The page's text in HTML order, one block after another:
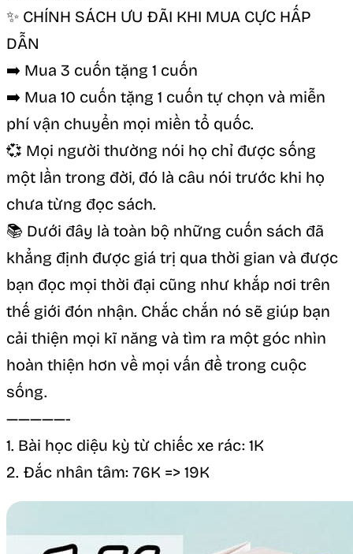
✨ CHÍNH SÁCH ƯU ĐÃI KHI MUA CỰC HẤP
DẪN
➡️ Mua 3 cuốn tặng 1 cuốn
➡️ Mua 10 cuốn tặng 1 cuốn tự chọn và miễn
phí vận chuyển mọi miền tổ quốc.
💞 Mọi người thường nói họ chỉ được sống
một lần trong đời, đó là câu nói trước khi họ
chưa từng đọc sách.
📚 Dưới đây là toàn bộ những cuốn sách đã
khẳng định được giá trị qua thời gian và được
bạn đọc mọi thời đại cũng như khắp nơi trên
thế giới đón nhận. Chắc chắn nó sẽ giúp bạn
cải thiện mọi kĩ năng và tìm ra một góc nhìn
hoàn thiện hơn về mọi vấn đề trong cuộc
sống.
—————-
1. Bài học diệu kỳ từ chiếc xe rác: 1K
2. Đắc nhân tâm: 76K => 19K